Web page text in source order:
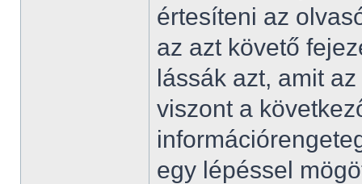
értesíteni az
az azt követő
lássák azt, amit
viszont a
egy lépéssel